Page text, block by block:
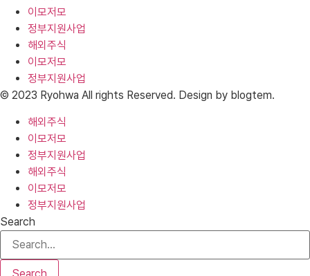
이모저모
정부지원사업
해외주식
이모저모
정부지원사업
© 2023 Ryohwa All rights Reserved. Design by blogtem.
해외주식
이모저모
정부지원사업
해외주식
이모저모
정부지원사업
Search